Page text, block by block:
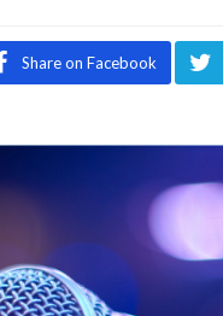
Share on Facebook